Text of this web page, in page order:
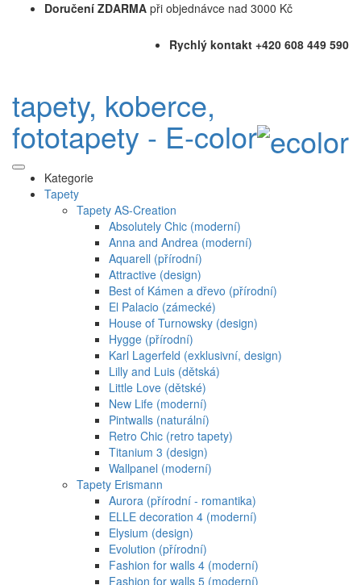
Doručení ZDARMA při objednávce nad 3000 Kč
Rychlý kontakt +420 608 449 590
tapety, koberce,
fototapety - E-color
Kategorie
Tapety
Tapety AS-Creation
Absolutely Chic (moderní)
Anna and Andrea (moderní)
Aquarell (přírodní)
Attractive (design)
Best of Kámen a dřevo (přírodní)
El Palacio (zámecké)
House of Turnowsky (design)
Hygge (přírodní)
Karl Lagerfeld (exklusivní, design)
Lilly and Luis (dětská)
Little Love (dětské)
New Life (moderní)
Pintwalls (naturální)
Retro Chic (retro tapety)
Titanium 3 (design)
Wallpanel (moderní)
Tapety Erismann
Aurora (přírodní - romantika)
ELLE decoration 4 (moderní)
Elysium (design)
Evolution (přírodní)
Fashion for walls 4 (moderní)
Fashion for walls 5 (moderní)